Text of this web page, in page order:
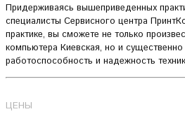
Придерживаясь вышеприведенных
специалисты Сервисного центра
практике, вы сможете не только
компьютера Киевская, но и
работоспособность и надежность
ЦЕНЫ